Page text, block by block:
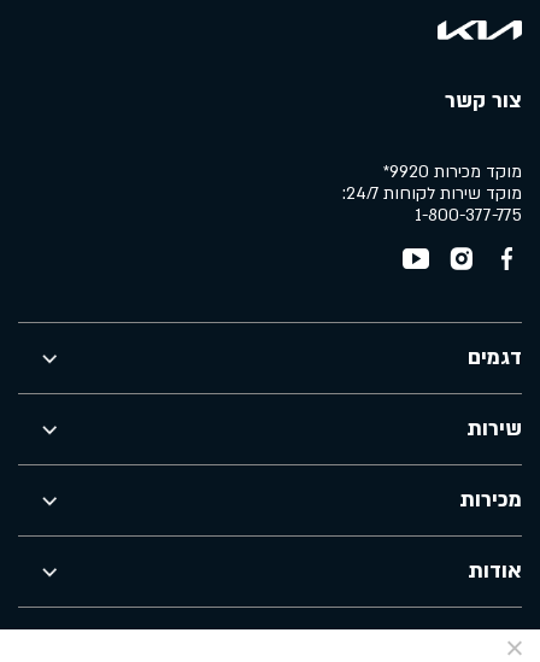
צור קשר
מוקד מכירות 9920*
מוקד שירות לקוחות 24/7:
1-800-377-775
דגמים
שירות
מכירות
אודות